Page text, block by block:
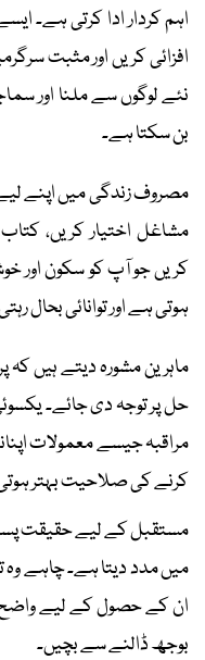
اہم کردار ادا کرتی ہے۔
افزائی کریں اور مثبت
نئے لوگوں سے ملنا اور
بن سکتا ہے۔
مصروف زندگی میں اپنے
مشاغل اختیار کریں،
کریں جو آپ کو سکون اور
ہوتی ہے اور توانائی بحال
ماہرین مشورہ دیتے ہیں
حل پر توجہ دی جائے۔
مراقبہ جیسے معمولات
کرنے کی صلاحیت بہتر
مستقبل کے لیے حقیقت
میں مدد دیتا ہے۔ چاہے وہ
ان کے حصول کے لیے واضح
بوجھ ڈالنے سے بچیں۔